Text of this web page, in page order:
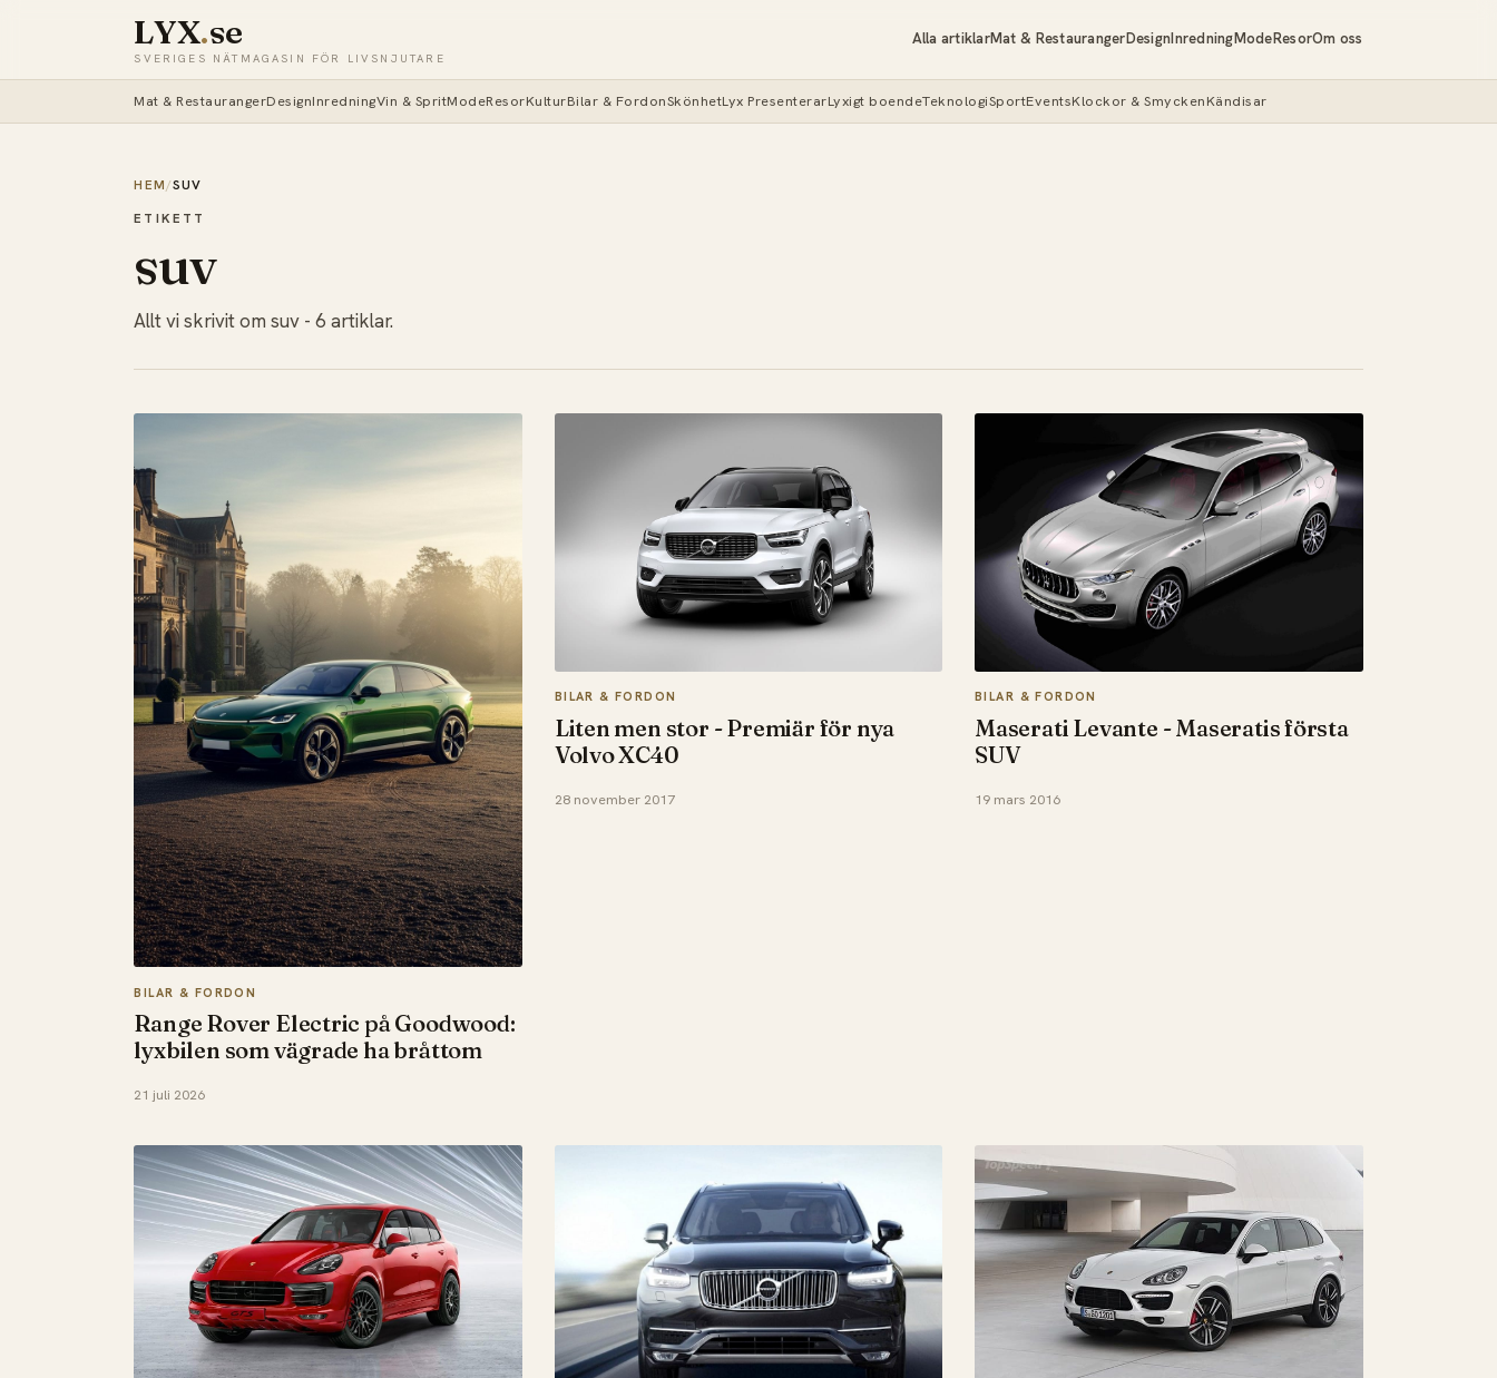
LYX.se
SVERIGES NÄTMAGASIN FÖR LIVSNJUTARE
Alla artiklarMat & RestaurangerDesignInredningModeResorOm oss
Mat & RestaurangerDesignInredningVin & SpritModeResorKulturBilar & FordonSkönhetLyx PresenterarLyxigt boendeTeknologiSportEventsKlockor & SmyckenKändisar
HEM /SUV
ETIKETT
suv
Allt vi skrivit om suv - 6 artiklar.
BILAR & FORDON
Range Rover Electric på Goodwood:
lyxbilen som vägrade ha bråttom
21 juli 2026
BILAR & FORDON
Liten men stor - Premiär för nya
Volvo XC40
28 november 2017
BILAR & FORDON
Maserati Levante - Maseratis första
SUV
19 mars 2016